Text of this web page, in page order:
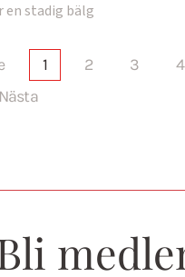
stadig bälg
1 2 3 4
Nästa